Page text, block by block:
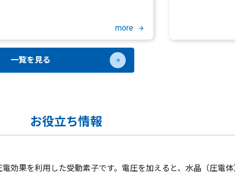
more
一覧を見る
お役立ち情報
効果を利用した受動素子です。電圧を加えると、水晶（圧電